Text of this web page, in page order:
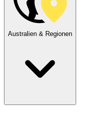
Australien & Regionen